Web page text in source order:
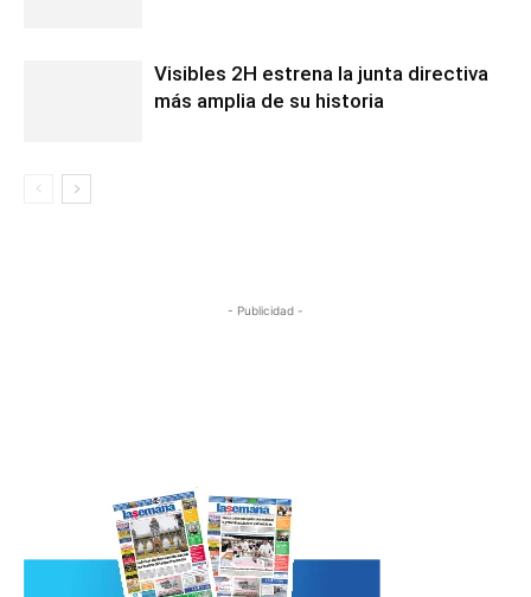
Visibles 2H estrena la junta directiva
más amplia de su historia
- Publicidad -